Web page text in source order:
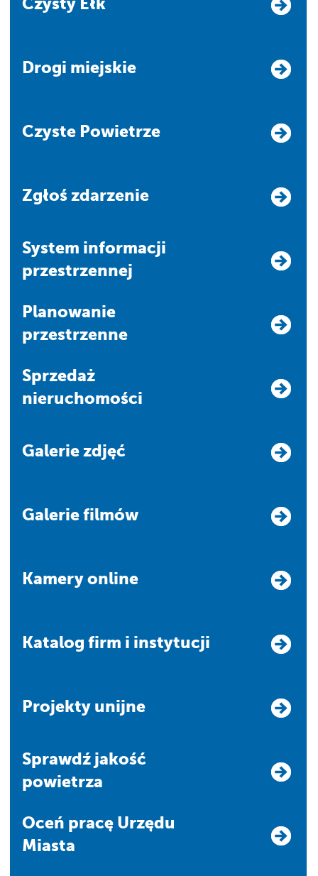
Drogi miejskie
Czyste Powietrze
Zgłoś zdarzenie
system informacji
przestrzennej
Planowanie
przestrzenne
Sprzedaż
nieruchomości
Galerie zdjęć
Galerie filmów
Kamery online
Katalog firm i instytucji
Projekty unijne
Sprawdź jakość
powietrza
Oceń pracę Urzędu
Miasta